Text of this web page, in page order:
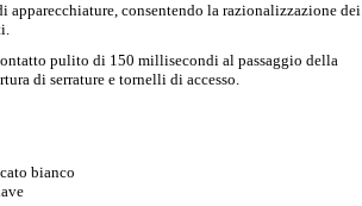
consentendo la razionalizzazione dei
pulito di 150 millisecondi al passaggio della
di serrature e tornelli di accesso.
bianco